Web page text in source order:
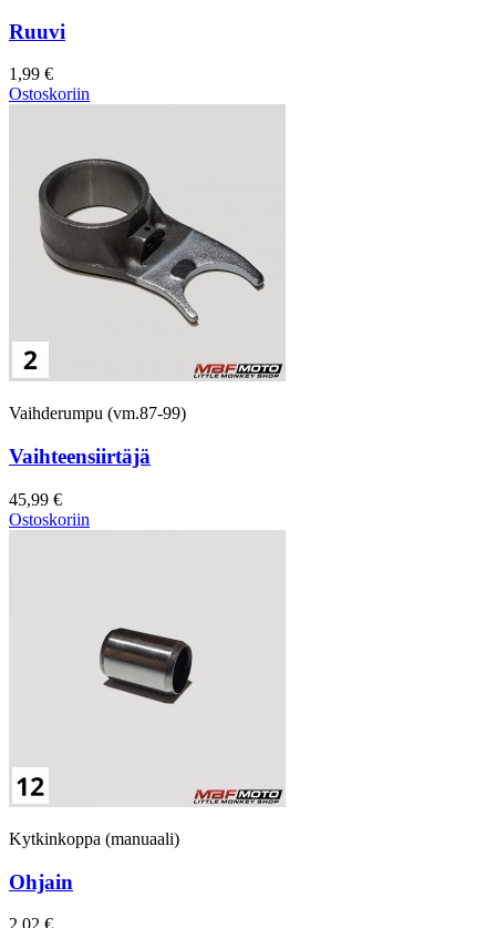
Ruuvi
1,99 €
Ostoskoriin
Vaihderumpu (vm.87-99)
Vaihteensiirtäjä
45,99 €
Ostoskoriin
Kytkinkoppa (manuaali)
Ohjain